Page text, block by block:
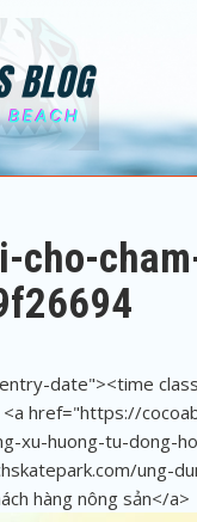
cho-
date"><time
href="https://
xu-huong-tu-dong-
ung-
hàng nông sản</a>